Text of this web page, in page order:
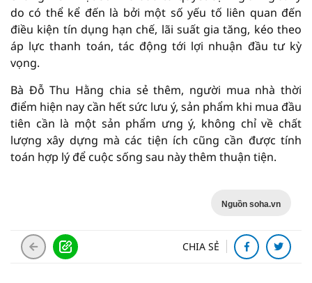
do có thể kể đến là bởi một số yếu tố liên quan đến
điều kiện tín dụng hạn chế, lãi suất gia tăng, kéo theo
áp lực thanh toán, tác động tới lợi nhuận đầu tư kỳ
vọng.
Bà Đỗ Thu Hằng chia sẻ thêm, người mua nhà thời
điểm hiện nay cần hết sức lưu ý, sản phẩm khi mua đầu
tiên cần là một sản phẩm ưng ý, không chỉ về chất
lượng xây dựng mà các tiện ích cũng cần được tính
toán hợp lý để cuộc sống sau này thêm thuận tiện.
Nguồn soha.vn
CHIA SẺ